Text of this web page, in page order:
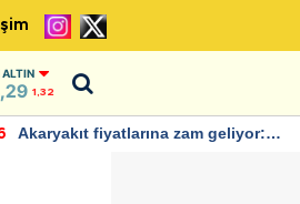
ALTIN
1,32
Akaryakıt fiyatlarına zam geliyor: